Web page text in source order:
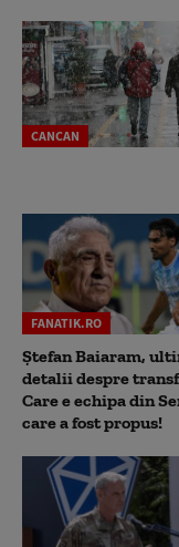
CANCAN
FANATIK.RO
Ștefan Baiaram,
detalii despre
Care e echipa din
care a fost propus!